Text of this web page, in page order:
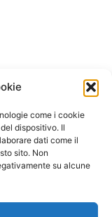
come i cookie
dispositivo. Il
dati come il
sito. Non
su alcune